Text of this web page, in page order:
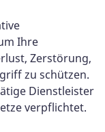
Ihre
Zerstörung,
zu schützen.
Dienstleister
verpflichtet.